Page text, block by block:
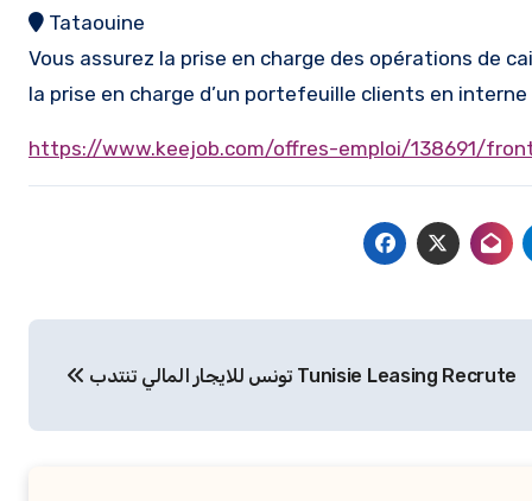
Tataouine
Vous assurez la prise en charge des opérations de
la prise en charge d’un portefeuille clients en
https://www.keejob.com/offres-emploi/138691/
de
l’article
تونس للايجار المالي تنتدب Tunisie Leasing Recrute